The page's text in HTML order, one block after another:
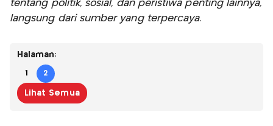
tentang politik, sosial, dan peristiwa penting lainnya,
langsung dari sumber yang terpercaya.
Halaman:
1 2
Lihat Semua